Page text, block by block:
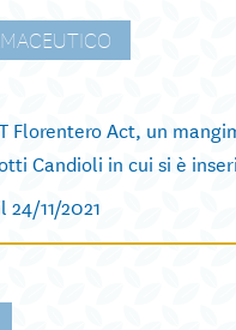
Florentero Act, un
Candioli in cui si è
11/2021